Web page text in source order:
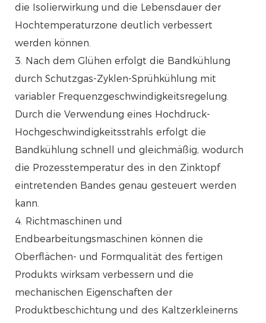
die Isolierwirkung und die Lebensdauer der
Hochtemperaturzone deutlich verbessert
werden können.
3. Nach dem Glühen erfolgt die Bandkühlung
durch Schutzgas-Zyklen-Sprühkühlung mit
variabler Frequenzgeschwindigkeitsregelung.
Durch die Verwendung eines Hochdruck-
Hochgeschwindigkeitsstrahls erfolgt die
Bandkühlung schnell und gleichmäßig, wodurch
die Prozesstemperatur des in den Zinktopf
eintretenden Bandes genau gesteuert werden
kann.
4. Richtmaschinen und
Endbearbeitungsmaschinen können die
Oberflächen- und Formqualität des fertigen
Produkts wirksam verbessern und die
mechanischen Eigenschaften der
Produktbeschichtung und des Kaltzerkleinerns